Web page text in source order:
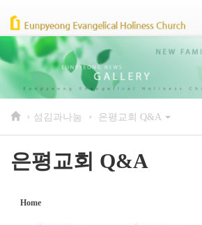
› 섬김과나눔 › 은평교회 Q&A
은평교회 Q&A
Home